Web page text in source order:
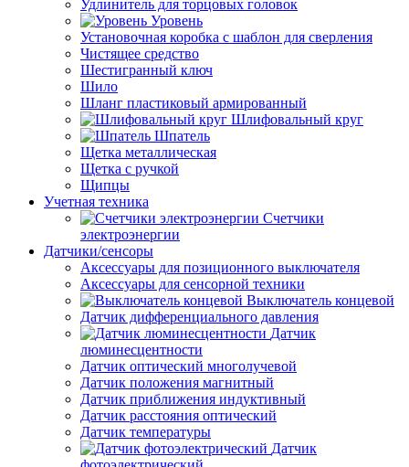
Удлинитель для торцовых головок
Уровень
Установочная коробка с шаблон для сверления
Чистящее средство
Шестигранный ключ
Шило
Шланг пластиковый армированный
Шлифовальный круг
Шпатель
Щетка металлическая
Щетка с ручкой
Щипцы
Учетная техника
Счетчики
электроэнергии
Датчики/сенсоры
Аксессуары для позиционного выключателя
Аксессуары для сенсорной техники
Выключатель концевой
Датчик дифференциального давления
Датчик
люминесцентности
Датчик оптический многолучевой
Датчик положения магнитный
Датчик приближения индуктивный
Датчик расстояния оптический
Датчик температуры
Датчик